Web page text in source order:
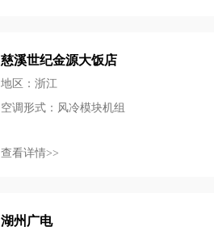
慈溪世纪金源大饭店
地区：浙江
空调形式：风冷模块机组
查看详情>>
湖州广电